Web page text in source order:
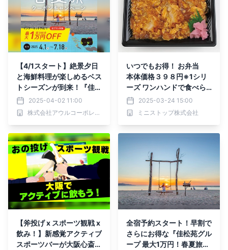
【4/1スタート】絶景夕日
と海鮮料理が楽しめるベス
トシーズンが到来！『佳松
苑グループ 最大1万円！春
夏旅クーポンキャンペー
ン』／京都府京丹後市 佳
2025-04-02 11:00
株式会社アウルコーポレーション
いつでもお得！ お弁当
本体価格３９８円※1シリ
ーズ ワンハンドで食べら
れる まる寿司 田舎風五
目ちらし お得な本体価格
１００円※2菓子パン 毎日
2025-03-24 15:00
ミニストップ株式会社
【斧投げ x スポーツ観戦 x
飲み！】新感覚アクティブ
スポーツバーが大阪心斎橋
全宿予約スタート！早割で
さらにお得な『佳松苑グル
ープ 最大1万円！春夏旅ク